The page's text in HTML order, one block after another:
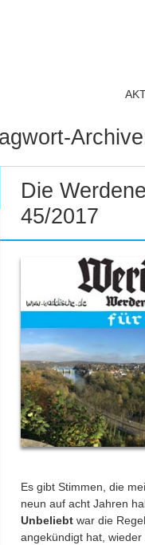
Die
45/2017
Es gibt Stimmen, die
neun auf acht Jahren
Unbeliebtwar die
angekündigt hat, wieder